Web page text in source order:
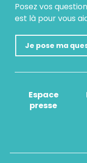
Posez vos
est là pour vous
Je pose ma
Espace
presse